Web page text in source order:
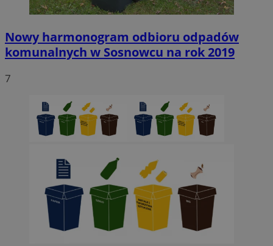
Nowy harmonogram odbioru odpadów
komunalnych w Sosnowcu na rok 2019
7